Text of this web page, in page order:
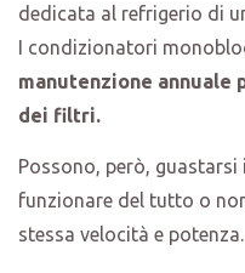
dedicata al refrigerio di
I condizionatori
manutenzione annuale
dei filtri.
Possono, però,
funzionare del tutto o
stessa velocità e potenza.